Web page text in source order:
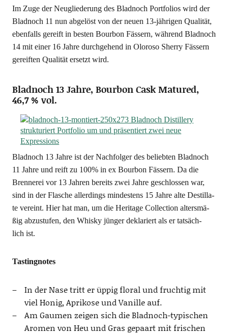
Im Zuge der Neu­glie­de­rung des Blad­noch Port­fo­li­os wird der
Blad­noch 11 nun abge­löst von der neu­en 13-jäh­ri­gen Qua­li­tät,
eben­falls gereift in bes­ten Bour­bon Fäs­sern, wäh­rend Blad­noch
14 mit einer 16 Jah­re durch­ge­hend in Olo­ro­so Sher­ry Fäs­sern
gereif­ten Qua­li­tät ersetzt wird.
Bladnoch 13 Jahre, Bourbon Cask Matured,
46,7 % vol.
Blad­noch 13 Jah­re ist der Nach­fol­ger des belieb­ten Blad­noch
11 Jah­re und reift zu 100% in ex Bour­bon Fäs­sern. Da die
Bren­ne­rei vor 13 Jah­ren bereits zwei Jah­re geschlos­sen war,
sind in der Fla­sche aller­dings min­des­tens 15 Jah­re alte Destil­la­
te ver­eint. Hier hat man, um die Heri­ta­ge Coll­ec­tion alters­mä­
ßig abzu­stu­fen, den Whis­ky jün­ger dekla­riert als er tat­säch­
lich ist.
Tasting­no­tes
In der Nase tritt er üppig flo­ral und fruch­tig mit
viel Honig, Apri­ko­se und Vanil­le auf.
Am Gau­men zei­gen sich die Blad­noch-typi­schen
Aro­men von Heu und Gras gepaart mit fri­schen